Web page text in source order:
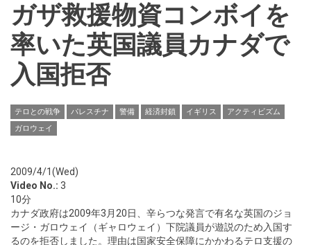
ガザ救援物資コンボイを
率いた英国議員カナダで
入国拒否
テロとの戦争 パレスチナ 警備 経済封鎖 イギリス
アクティビズム
ガロウェイ
2009/4/1(Wed)
Video No.: 3
10分
カナダ政府は2009年3月20日、辛らつな発言で有名な英国のジョ
ージ・ガロウェイ（ギャロウェイ）下院議員が遊説のため入国す
るのを拒否しました。理由は国家安全保障にかかわるテロ支援の